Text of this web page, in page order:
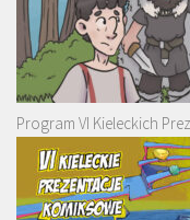
Program VI Kieleckich